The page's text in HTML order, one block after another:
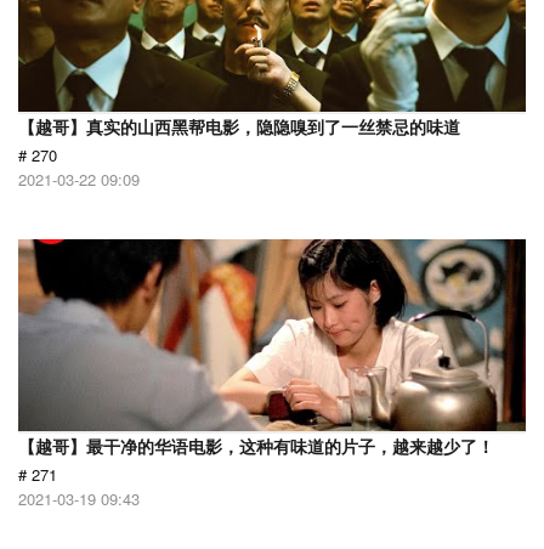
【越哥】真实的山西黑帮电影，隐隐嗅到了一丝禁忌的味道
# 270
2021-03-22 09:09
【越哥】最干净的华语电影，这种有味道的片子，越来越少了！
# 271
2021-03-19 09:43